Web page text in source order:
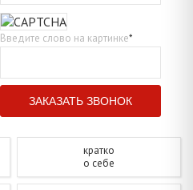
Введите слово на картинке*
кратко
о себе